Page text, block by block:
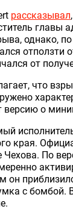
рассказывал
главы
однако,
отползти
от
что
версию о
края.
По
он
с бомбой.